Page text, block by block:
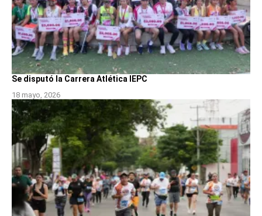
Se disputó la Carrera Atlética IEPC
18 mayo, 2026